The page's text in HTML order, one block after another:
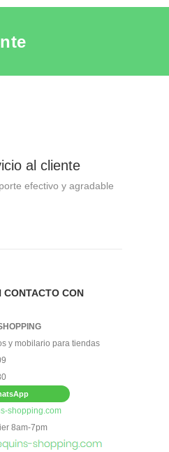
al cliente
efectivo y agradable
CONTACTO CON
y mobilario para tiendas
shopping.com
8am-7pm